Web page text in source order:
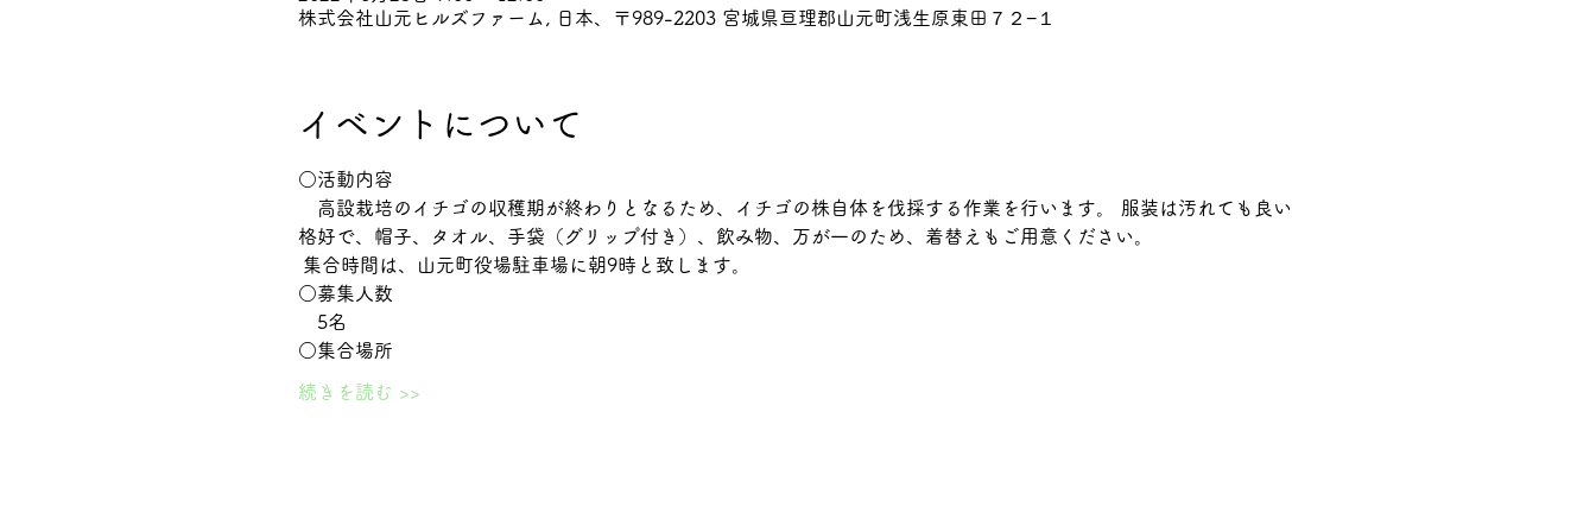
株式会社山元ヒルズファーム, 日本、〒989-2203 宮城県亘理郡山元町浅生原東田７２−１
イベントについて
○活動内容
高設栽培のイチゴの収穫期が終わりとなるため、イチゴの株自体を伐採する作業を行います。 服装は汚れても良い
格好で、帽子、タオル、手袋（グリップ付き）、飲み物、万が一のため、着替えもご用意ください。
集合時間は、山元町役場駐車場に朝9時と致します。
○募集人数
5名
○集合場所
続きを読む >>